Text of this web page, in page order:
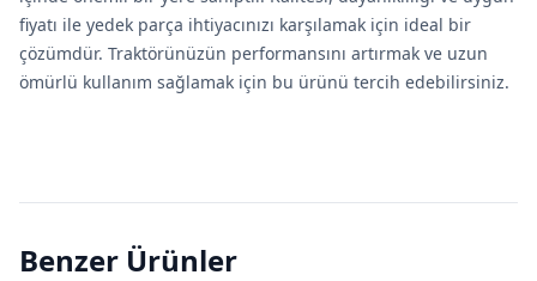
fiyatı ile yedek parça ihtiyacınızı karşılamak için ideal bir
çözümdür. Traktörünüzün performansını artırmak ve uzun
ömürlü kullanım sağlamak için bu ürünü tercih edebilirsiniz.
Benzer Ürünler